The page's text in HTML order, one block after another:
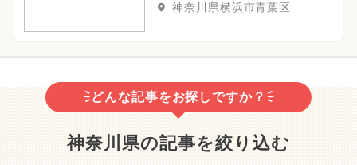
神奈川県横浜市青葉区
どんな記事をお探しですか？
神奈川県の記事を絞り込む